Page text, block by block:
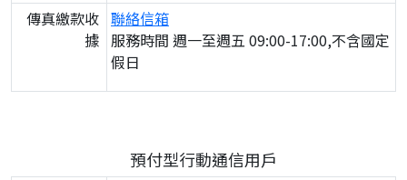
傳真繳款收
據
聯絡信箱
服務時間 週一至週五 09:00-17:00,不含國定
假日
預付型行動通信用戶